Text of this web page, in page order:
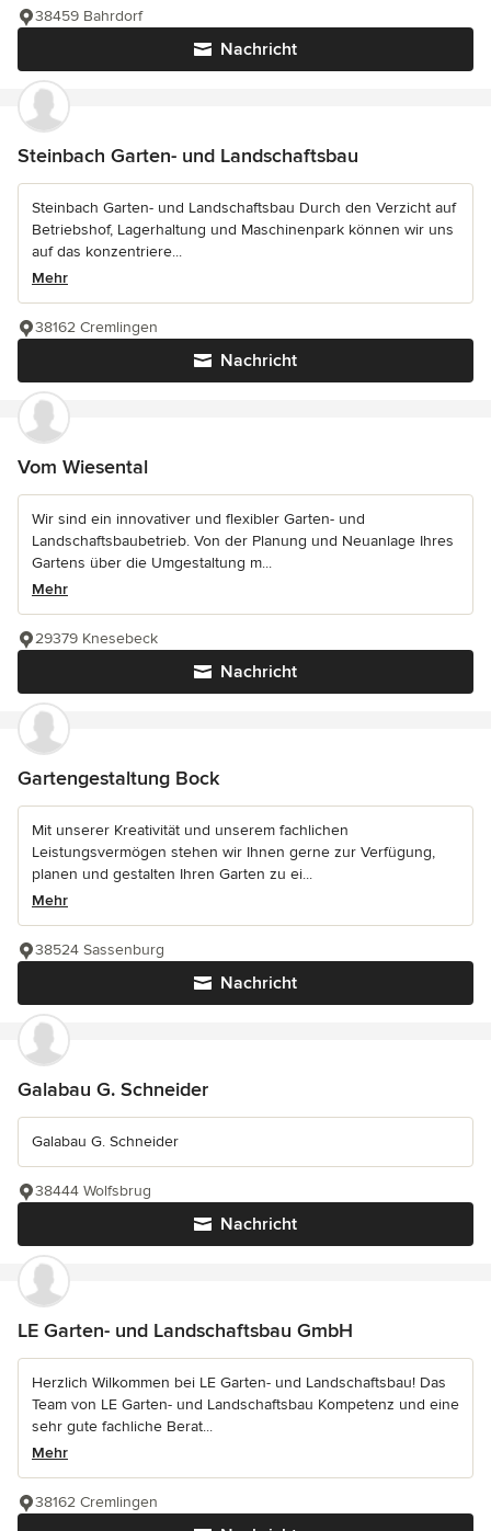
Nachricht
38459 Bahrdorf
Steinbach Garten- und Landschaftsbau
Steinbach Garten- und Landschaftsbau Durch den Verzicht auf
Betriebshof, Lagerhaltung und Maschinenpark können wir uns
auf das konzentriere...
Mehr
Nachricht
38162 Cremlingen
Vom Wiesental
Wir sind ein innovativer und flexibler Garten- und
Landschaftsbaubetrieb. Von der Planung und Neuanlage Ihres
Gartens über die Umgestaltung m...
Mehr
Nachricht
29379 Knesebeck
Gartengestaltung Bock
Mit unserer Kreativität und unserem fachlichen
Leistungsvermögen stehen wir Ihnen gerne zur Verfügung,
planen und gestalten Ihren Garten zu ei...
Mehr
Nachricht
38524 Sassenburg
Galabau G. Schneider
Galabau G. Schneider
Nachricht
38444 Wolfsbrug
LE Garten- und Landschaftsbau GmbH
Herzlich Wilkommen bei LE Garten- und Landschaftsbau! Das
Team von LE Garten- und Landschaftsbau Kompetenz und eine
sehr gute fachliche Berat...
Mehr
38162 Cremlingen